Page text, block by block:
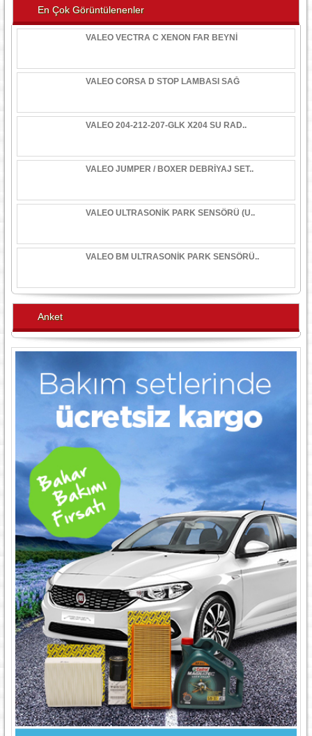
En Çok Görüntülenenler
VALEO VECTRA C XENON FAR BEYNİ
VALEO CORSA D STOP LAMBASI SAĞ
VALEO 204-212-207-GLK X204 SU RAD..
VALEO JUMPER / BOXER DEBRİYAJ SET..
VALEO ULTRASONİK PARK SENSÖRÜ (U..
VALEO BM ULTRASONİK PARK SENSÖRÜ..
Anket